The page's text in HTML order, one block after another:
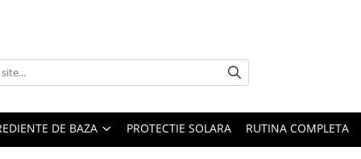
DE BAZA PROTECTIE SOLARA RUTINA COMPLETA